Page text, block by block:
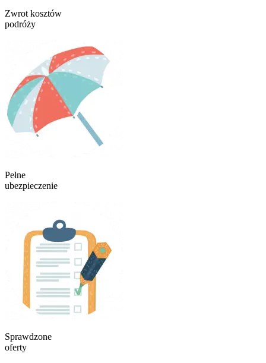
Zwrot kosztów
podróży
Pełne
ubezpieczenie
Sprawdzone
oferty